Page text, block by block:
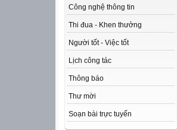
Công nghệ thông tin
Thi đua - Khen thưởng
Người tốt - Việc tốt
Lịch công tác
Thông báo
Thư mời
Soạn bài trực tuyến